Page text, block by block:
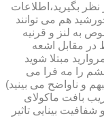
نظر بگیرید،اطلاعات
هم می توانند
به لنز و قرنیه
مقابل اشعه
مبتلا شوید
را مه فرا می
و ناواضح می بینید)
بافت ماکولای
بینایی تاثیر